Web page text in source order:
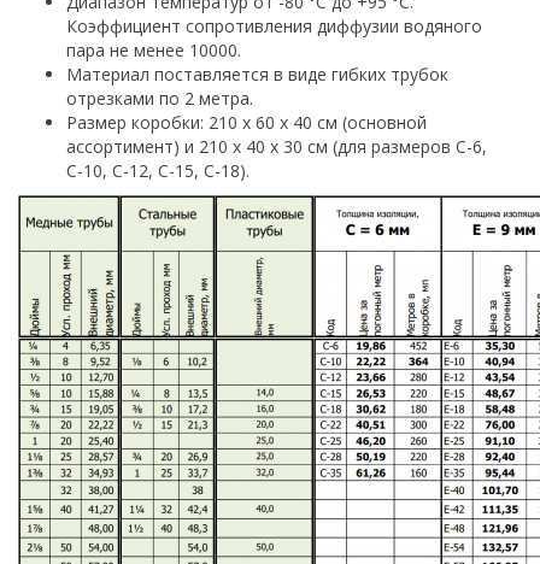
Коэффициент сопротивления диффузии водяного
пара не менее 10000.
Материал поставляется в виде гибких трубок
отрезками по 2 метра.
Размер коробки: 210 х 60 х 40 см (основной
ассортимент) и 210 х 40 х 30 см (для размеров С-6,
С-10, С-12, С-15, С-18).